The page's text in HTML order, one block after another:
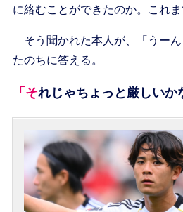
に絡むことができたのか。これま
そう聞かれた本人が、「うー
たのちに答える。
「それじゃちょっと厳しい